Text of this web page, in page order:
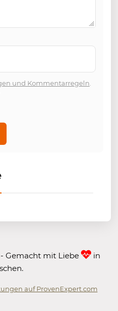
und Kommentarregeln.
Gemacht mit Liebe
in
auf ProvenExpert.com